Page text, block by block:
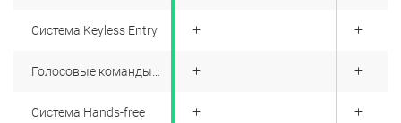
Система Keyless Entry
Голосовые команды
Система Hands-free
+
+
+
+
+
+
+
+
+